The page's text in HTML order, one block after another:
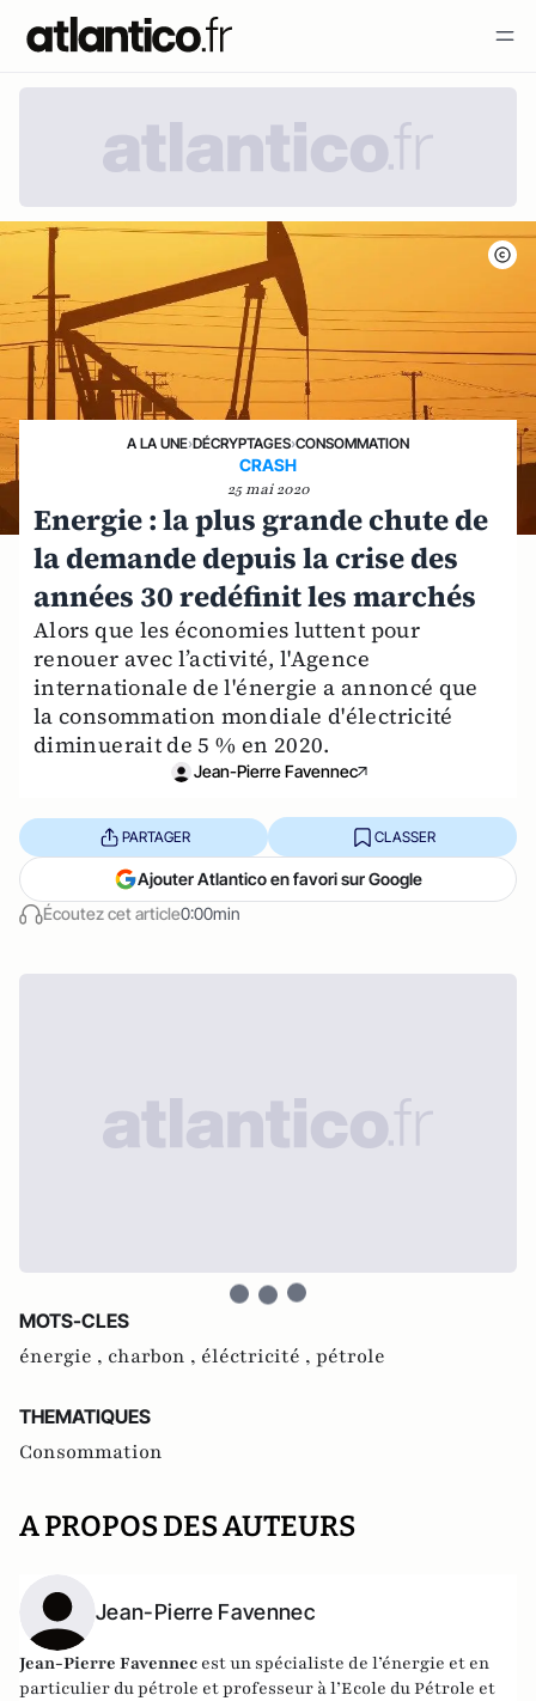
A LA UNE›DÉCRYPTAGES›CONSOMMATION
CRASH
25 mai 2020
Energie : la plus grande chute de
la demande depuis la crise des
années 30 redéfinit les marchés
Alors que les économies luttent pour
renouer avec l’activité, l'Agence
internationale de l'énergie a annoncé que
la consommation mondiale d'électricité
diminuerait de 5 % en 2020.
Jean-Pierre Favennec
Écoutez cet article0:00min
PARTAGER CLASSER
Ajouter Atlantico en favori sur Google
MOTS-CLES
énergie , charbon , éléctricité , pétrole
THEMATIQUES
Consommation
A PROPOS DES AUTEURS
Jean-Pierre Favennec
Jean-Pierre Favennec est un spécialiste de l’énergie et en
particulier du pétrole et professeur à l’Ecole du Pétrole et